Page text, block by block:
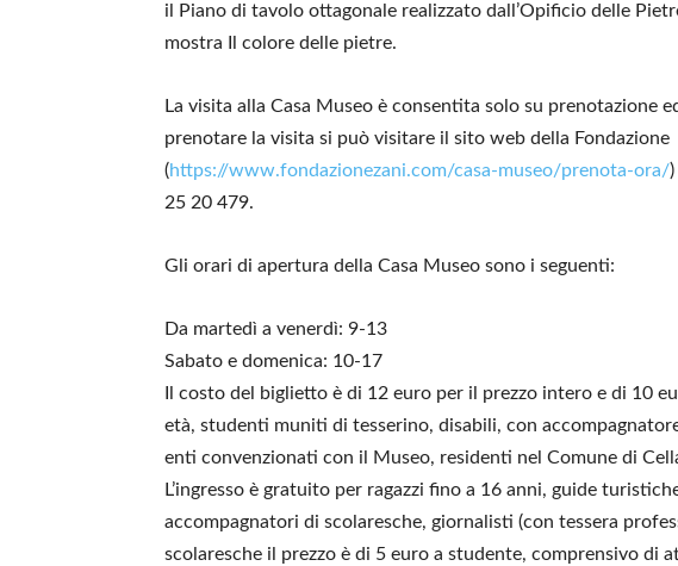
il Piano di tavolo ottagonale realizzato dall’Opificio delle
mostra Il colore delle pietre.
La visita alla Casa Museo è consentita solo su prenotazione
prenotare la visita si può visitare il sito web della Fondazione
(https://www.fondazionezani.com/casa-museo/prenota-ora/
25 20 479.
Gli orari di apertura della Casa Museo sono i seguenti:
Da martedì a venerdì: 9-13
Sabato e domenica: 10-17
Il costo del biglietto è di 12 euro per il prezzo intero e di 10
età, studenti muniti di tesserino, disabili, con
enti convenzionati con il Museo, residenti nel Comune di
L’ingresso è gratuito per ragazzi fino a 16 anni, guide
accompagnatori di scolaresche, giornalisti (con tessera
scolaresche il prezzo è di 5 euro a studente, comprensivo di